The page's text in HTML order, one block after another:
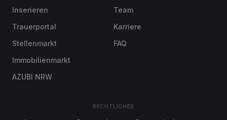
Inserieren
Trauerportal
Stellenmarkt
Immobilienmarkt
AZUBI NRW
Team
Karriere
FAQ
RECHTLICHES